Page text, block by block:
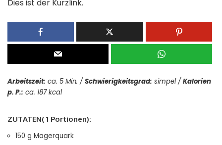
Dies ist der Kurzlink.
Arbeitszeit: ca. 5 Min. / Schwierigkeitsgrad: simpel / Kalorien
p. P.: ca. 187 kcal
ZUTATEN( 1 Portionen):
150 g Magerquark